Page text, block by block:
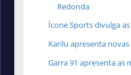
Redonda
Ícone Sports divulga
Karilu apresenta
Garra 91 apresenta as